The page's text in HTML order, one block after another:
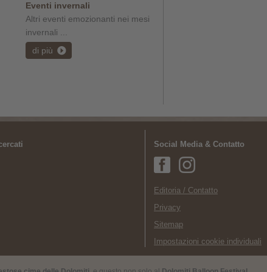
Eventi invernali
Altri eventi emozionanti nei mesi
invernali ...
di più
Social Media & Contatto
Editoria / Contatto
Privacy
Sitemap
Impostazioni cookie individuali